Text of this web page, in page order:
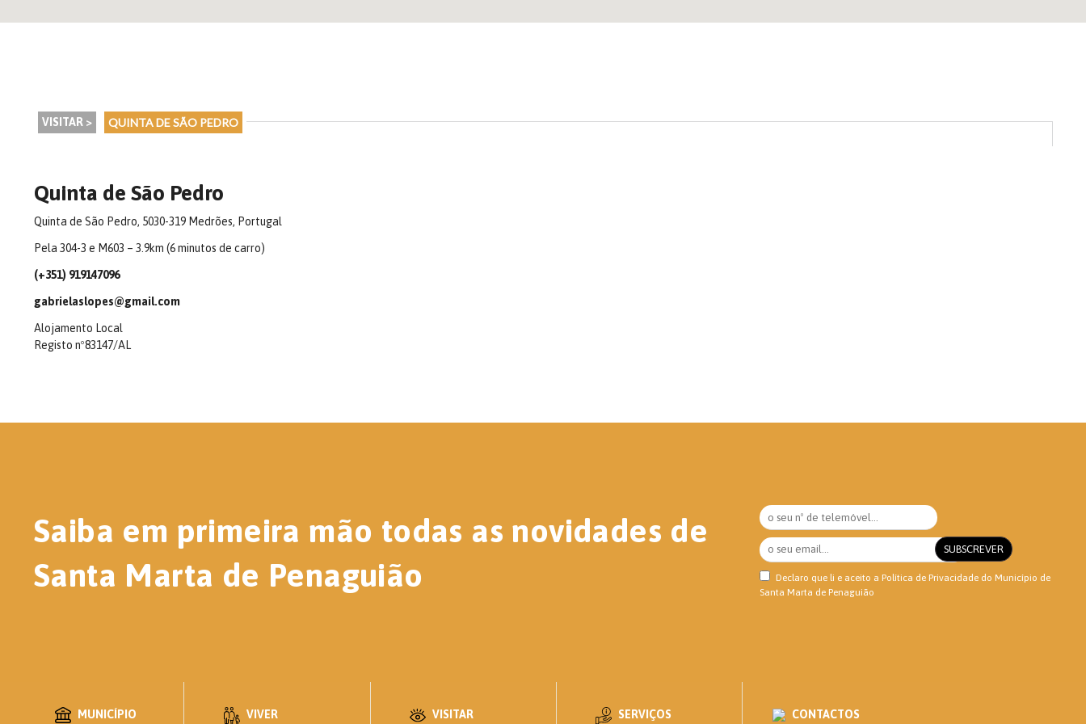
VISITAR > QUINTA DE SÃO PEDRO
Quinta de São Pedro
Quinta de São Pedro, 5030-319 Medrões, Portugal
Pela 304-3 e M603 – 3.9km (6 minutos de carro)
(+351) 919147096
gabrielaslopes@gmail.com
Alojamento Local
Registo nº83147/AL
Saiba em primeira mão todas as novidades de
Santa Marta de Penaguião
Declaro que li e aceito a Política de Privacidadedo Município de
Santa Marta de Penaguião
MUNICÍPIO VIVER VISITAR SERVIÇOS CONTACTOS